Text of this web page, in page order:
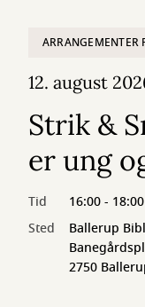
ARRANGEMENTER
12. august
Strik &
er ung
Tid
16:00 - 18:00
Sted
Ballerup
2750